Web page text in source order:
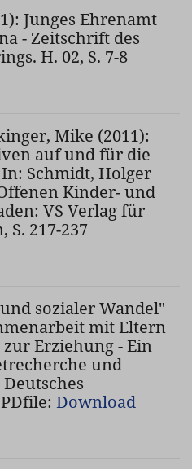
Junges Ehrenamt
- Zeitschrift des
H. 02, S. 7-8
Mike (2011):
auf und für die
Schmidt, Holger
Kinder- und
VS Verlag für
S. 217-237
sozialer Wandel"
mit Eltern
Erziehung - Ein
und
Download